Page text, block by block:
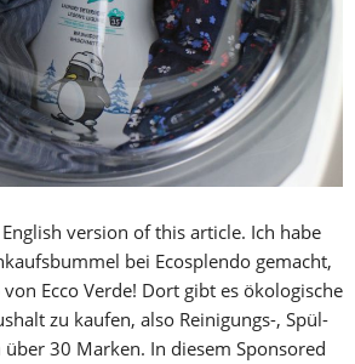
version of this article. Ich habe
bei Ecosplendo gemacht,
Ecco Verde! Dort gibt es ökologische
zu kaufen, also Reinigungs-, Spül-
30 Marken. In diesem Sponsored